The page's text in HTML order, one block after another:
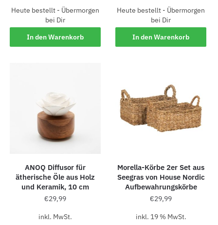
Heute bestellt - Übermorgen
bei Dir
In den Warenkorb
Heute bestellt - Übermorgen
bei Dir
In den Warenkorb
ANOQ Diffusor für
ätherische Öle aus Holz
und Keramik, 10 cm
€29,99
inkl. MwSt.
Morella-Körbe 2er Set aus
Seegras von House Nordic
Aufbewahrungskörbe
€29,99
inkl. 19 % MwSt.